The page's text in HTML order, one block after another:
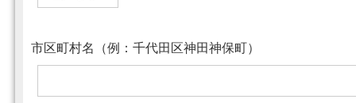
市区町村名（例：千代田区神田神保町）